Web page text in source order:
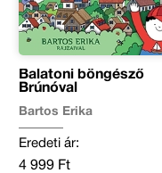
Balatoni böngésző
Brúnóval
Bartos Erika
Eredeti ár:
4 999 Ft